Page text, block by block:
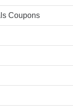
Coupons